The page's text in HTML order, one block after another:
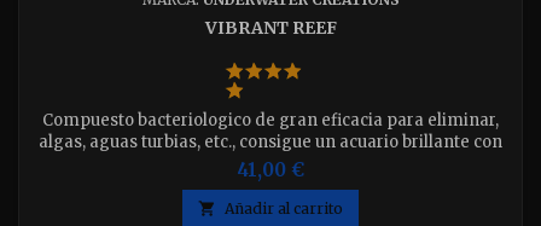
VIBRANT REEF
Compuesto bacteriologico de gran eficacia para eliminar,
algas, aguas turbias, etc., consigue un acuario brillante con
Reef Vibrant !!! Disponible en envases de 8oz. (250ml) y 16oz.
(500ml) elija el que desee.
41,00 €
 Añadir al carrito